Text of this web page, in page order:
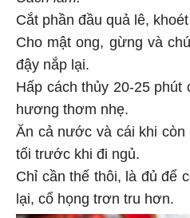
Cắt phần đầu quả lê,
Cho mật ong, gừng và
đậy nắp lại.
Hấp cách thủy 20-25 phút
hương thơm nhẹ.
Ăn cả nước và cái khi còn
tối trước khi đi ngủ.
Chỉ cần thế thôi, là đủ để
lại, cổ họng trơn tru hơn.